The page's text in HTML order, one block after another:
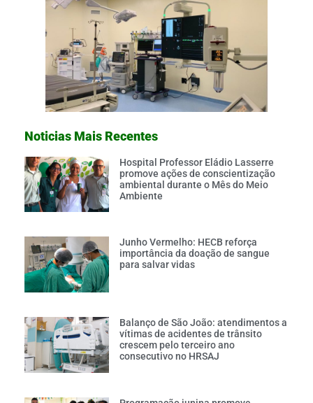
Noticias Mais Recentes
Hospital Professor Eládio Lasserre
promove ações de conscientização
ambiental durante o Mês do Meio
Ambiente
Junho Vermelho: HECB reforça
importância da doação de sangue
para salvar vidas
Balanço de São João: atendimentos a
vítimas de acidentes de trânsito
crescem pelo terceiro ano
consecutivo no HRSAJ